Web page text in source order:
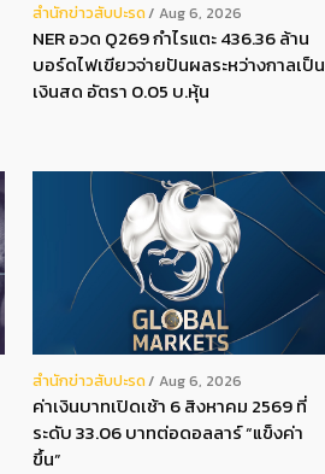
สํานักข่าวสับปะรด Aug 6, 2026
NER อวด Q269 กำไรแตะ 436.36 ล้าน
บอร์ดไฟเขียวจ่ายปันผลระหว่างกาลเป็น
เงินสด อัตรา 0.05 บ.หุ้น
สํานักข่าวสับปะรด Aug 6, 2026
ค่าเงินบาทเปิดเช้า 6 สิงหาคม 2569 ที่
ระดับ 33.06 บาทต่อดอลลาร์ “แข็งค่า
ขึ้น”